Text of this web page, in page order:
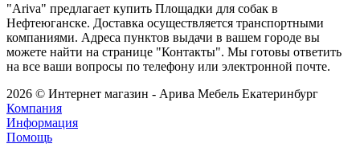
"Ariva" предлагает купить Площадки для собак в
Нефтеюганске. Доставка осуществляется транспортными
компаниями. Адреса пунктов выдачи в вашем городе вы
можете найти на странице "Контакты". Мы готовы ответить
на все ваши вопросы по телефону или электронной почте.
2026 © Интернет магазин - Арива Мебель Екатеринбург
Компания
Информация
Помощь